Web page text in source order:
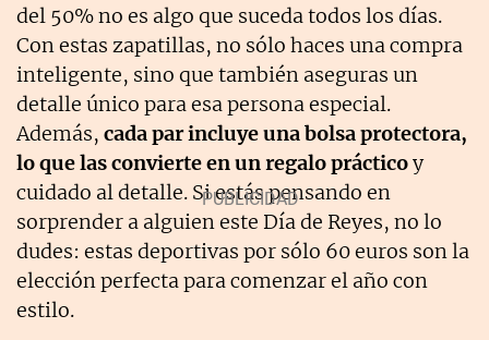
del 50% no es algo que suceda todos los días.
Con estas zapatillas, no sólo haces una compra
inteligente, sino que también aseguras un
detalle único para esa persona especial.
Además, cada par incluye una bolsa protectora,
lo que las convierte en un regalo prácticoy
cuidado al detalle. Si estás pensando en
sorprender a alguien este Día de Reyes, no lo
dudes: estas deportivas por sólo 60 euros son la
elección perfecta para comenzar el año con
estilo.